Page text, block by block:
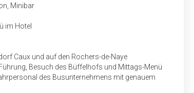
Minibar
im Hotel
Caux und auf den Rochers-de-Naye
Besuch des Büffelhofs und Mittags-Menü
des Busunternehmens mit genauem